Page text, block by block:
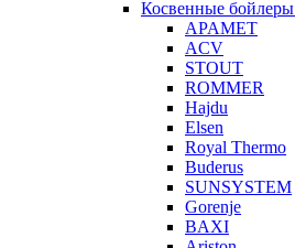
Косвенные бойлеры
APAMET
ACV
STOUT
ROMMER
Hajdu
Elsen
Royal Thermo
Buderus
SUNSYSTEM
Gorenje
BAXI